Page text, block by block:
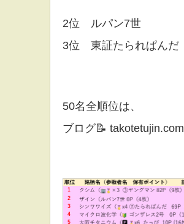
2位 ルパン7世
3位 東証たられぱんだ
50名全順位は、
ブログ📝 takotetujin.com